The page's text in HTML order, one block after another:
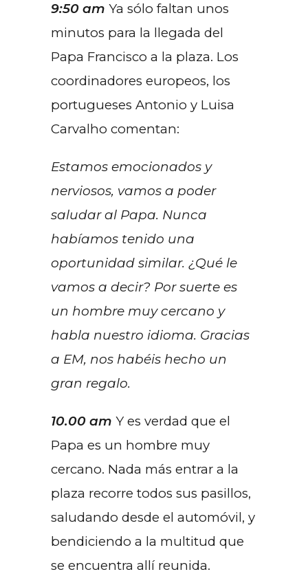
9:50 am Ya sólo faltan unos
minutos para la llegada del
Papa Francisco a la plaza. Los
coordinadores europeos, los
portugueses Antonio y Luisa
Carvalho comentan:
Estamos emocionados y
nerviosos, vamos a poder
saludar al Papa. Nunca
habíamos tenido una
oportunidad similar. ¿Qué le
vamos a decir? Por suerte es
un hombre muy cercano y
habla nuestro idioma. Gracias
a EM, nos habéis hecho un
gran regalo.
10.00 am Y es verdad que el
Papa es un hombre muy
cercano. Nada más entrar a la
plaza recorre todos sus pasillos,
saludando desde el automóvil, y
bendiciendo a la multitud que
se encuentra allí reunida.